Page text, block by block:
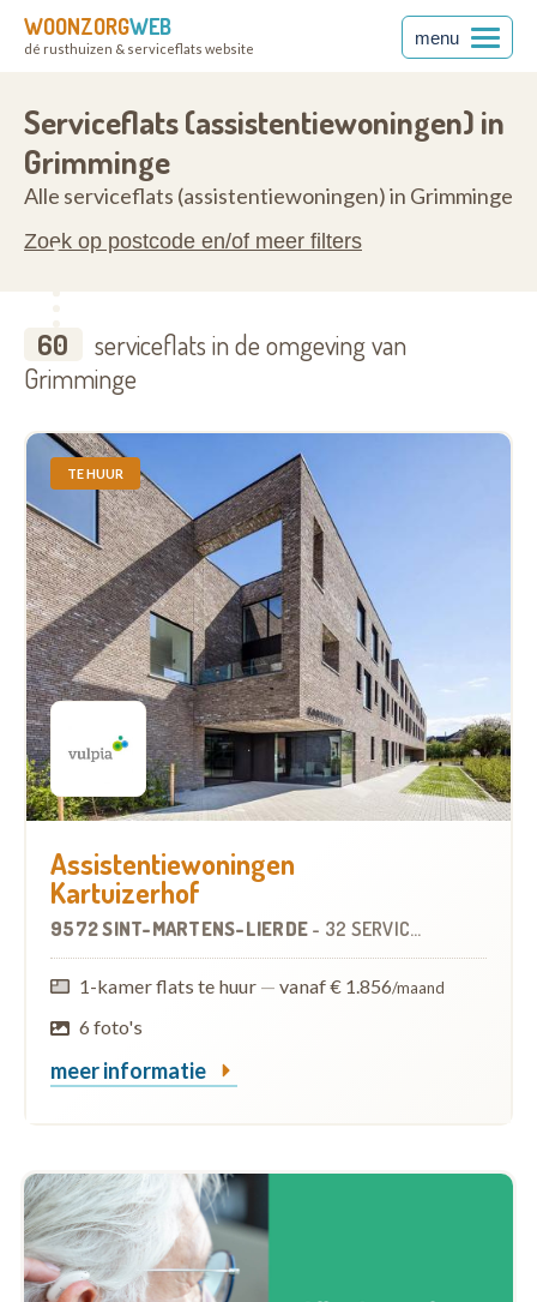
WOONZORGWEB
dé rusthuizen & serviceflats website
menu
Serviceflats (assistentiewoningen) in
Grimminge
Alle serviceflats (assistentiewoningen) in Grimminge
Zoek op postcode en/of meer filters
60
serviceflats in de omgeving van
Grimminge
TE HUUR
Assistentiewoningen
Kartuizerhof
9572 SINT-MARTENS-LIERDE - 32 SERVICEFLATS
1-kamer flats te huur — vanaf € 1.856/maand
6 foto's
meer informatie